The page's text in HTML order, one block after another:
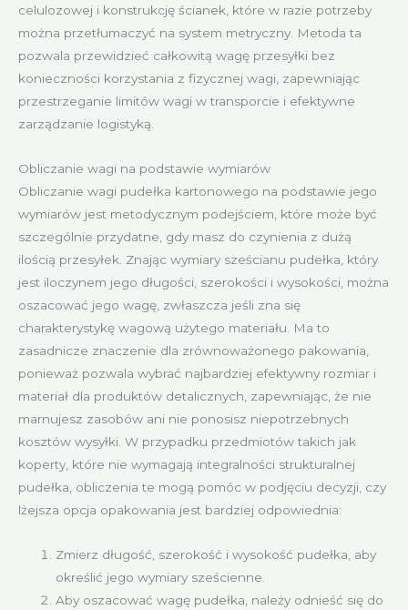
celulozowej i konstrukcję ścianek, które w razie potrzeby
można przetłumaczyć na system metryczny. Metoda ta
pozwala przewidzieć całkowitą wagę przesyłki bez
konieczności korzystania z fizycznej wagi, zapewniając
przestrzeganie limitów wagi w transporcie i efektywne
zarządzanie logistyką.
Obliczanie wagi na podstawie wymiarów
Obliczanie wagi pudełka kartonowego na podstawie jego
wymiarów jest metodycznym podejściem, które może być
szczególnie przydatne, gdy masz do czynienia z dużą
ilością przesyłek. Znając wymiary sześcianu pudełka, który
jest iloczynem jego długości, szerokości i wysokości, można
oszacować jego wagę, zwłaszcza jeśli zna się
charakterystykę wagową użytego materiału. Ma to
zasadnicze znaczenie dla zrównoważonego pakowania,
ponieważ pozwala wybrać najbardziej efektywny rozmiar i
materiał dla produktów detalicznych, zapewniając, że nie
marnujesz zasobów ani nie ponosisz niepotrzebnych
kosztów wysyłki. W przypadku przedmiotów takich jak
koperty, które nie wymagają integralności strukturalnej
pudełka, obliczenia te mogą pomóc w podjęciu decyzji, czy
lżejsza opcja opakowania jest bardziej odpowiednia:
Zmierz długość, szerokość i wysokość pudełka, aby
określić jego wymiary sześcienne.
Aby oszacować wagę pudełka, należy odnieść się do